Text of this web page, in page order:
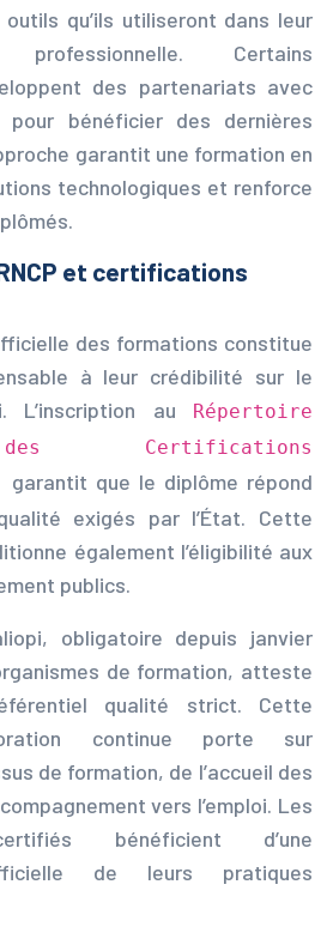
qu’ils utiliseront dans leur
Certains
des partenariats avec
pour bénéficier des dernières
garantit une formation en
technologiques et renforce
et certifications
des formations constitue
à leur crédibilité sur le
L’inscription au
Répertoire
Certifications
garantit que le diplôme répond
exigés par l’État. Cette
également l’éligibilité aux
publics.
obligatoire depuis janvier
de formation, atteste
qualité strict. Cette
continue porte sur
de formation, de l’accueil des
vers l’emploi. Les
bénéficient d’une
de leurs pratiques